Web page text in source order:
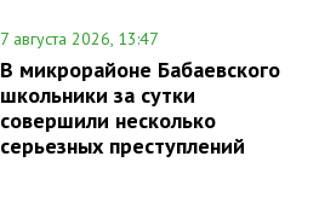
7 августа 2026, 13:47
В микрорайоне Бабаевского
школьники за сутки
совершили несколько
серьезных преступлений